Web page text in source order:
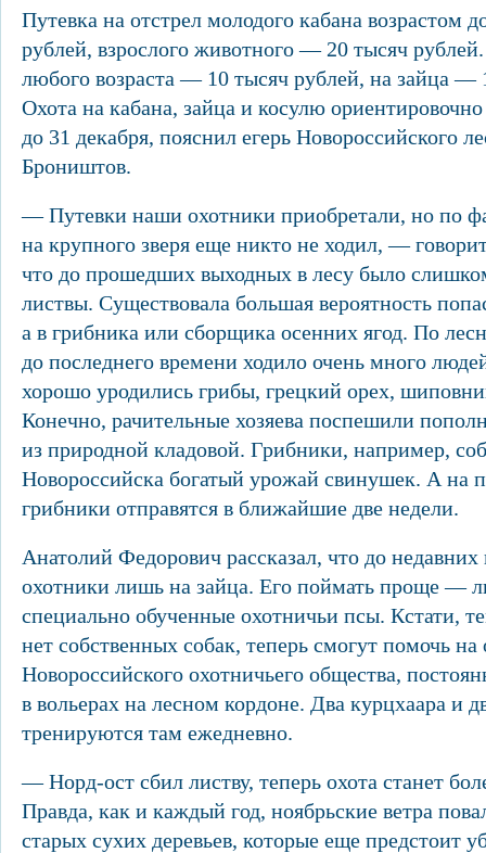
Путевка на отстрел молодого кабана возрастом
рублей, взрослого животного — 20 тысяч
любого возраста — 10 тысяч рублей, на зайца —
Охота на кабана, зайца и косулю
до 31 декабря, пояснил егерь Новороссийского
Броништов.
— Путевки наши охотники приобретали, но по
на крупного зверя еще никто не ходил, —
что до прошедших выходных в лесу было
листвы. Существовала большая вероятность
а в грибника или сборщика осенних ягод. По
до последнего времени ходило очень много
хорошо уродились грибы, грецкий орех,
Конечно, рачительные хозяева поспешили
из природной кладовой. Грибники, например,
Новороссийска богатый урожай свинушек. А на
грибники отправятся в ближайшие две недели.
Анатолий Федорович рассказал, что до
охотники лишь на зайца. Его поймать проще —
специально обученные охотничьи псы. Кстати,
нет собственных собак, теперь смогут помочь
Новороссийского охотничьего общества,
в вольерах на лесном кордоне. Два курцхаара и
тренируются там ежедневно.
— Норд-ост сбил листву, теперь охота станет
Правда, как и каждый год, ноябрьские ветра
старых сухих деревьев, которые еще предстоит